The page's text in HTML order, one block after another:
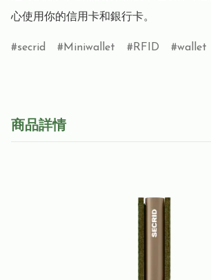
心使用你的信用卡和銀行卡。
secrid Miniwallet RFID wallet
商品詳情